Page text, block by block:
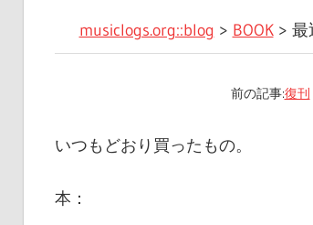
musiclogs.org::blog > BOOK> 最
前の記事:復刊
いつもどおり買ったもの。
本：